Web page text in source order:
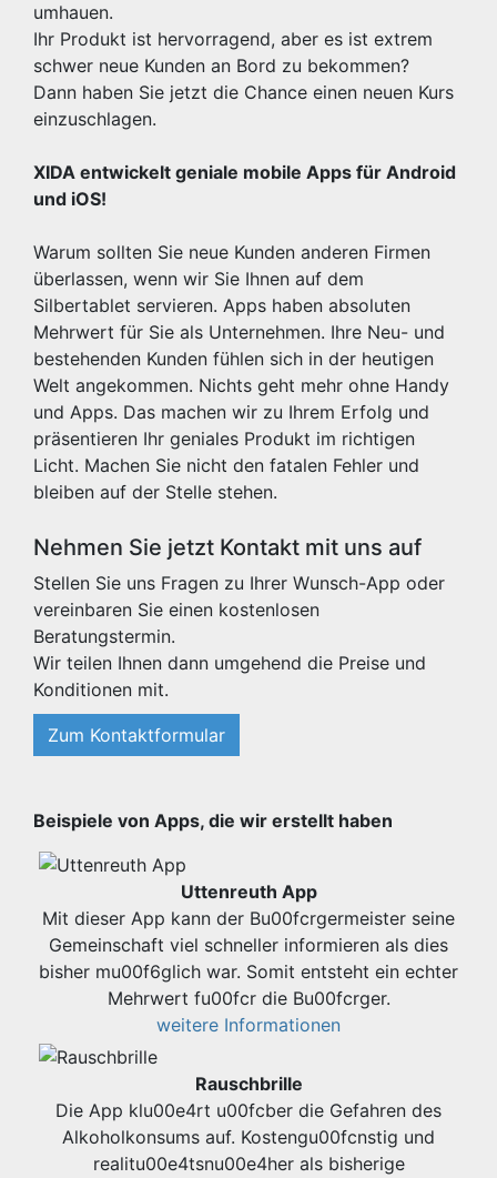
umhauen.
Ihr Produkt ist hervorragend, aber es ist extrem
schwer neue Kunden an Bord zu bekommen?
Dann haben Sie jetzt die Chance einen neuen Kurs
einzuschlagen.
XIDA entwickelt geniale mobile Apps für Android
und iOS!
Warum sollten Sie neue Kunden anderen Firmen
überlassen, wenn wir Sie Ihnen auf dem
Silbertablet servieren. Apps haben absoluten
Mehrwert für Sie als Unternehmen. Ihre Neu- und
bestehenden Kunden fühlen sich in der heutigen
Welt angekommen. Nichts geht mehr ohne Handy
und Apps. Das machen wir zu Ihrem Erfolg und
präsentieren Ihr geniales Produkt im richtigen
Licht. Machen Sie nicht den fatalen Fehler und
bleiben auf der Stelle stehen.
Nehmen Sie jetzt Kontakt mit uns auf
Stellen Sie uns Fragen zu Ihrer Wunsch-App oder
vereinbaren Sie einen kostenlosen
Beratungstermin.
Wir teilen Ihnen dann umgehend die Preise und
Konditionen mit.
Zum Kontaktformular
Beispiele von Apps, die wir erstellt haben
Uttenreuth App
Mit dieser App kann der Bu00fcrgermeister seine
Gemeinschaft viel schneller informieren als dies
bisher mu00f6glich war. Somit entsteht ein echter
Mehrwert fu00fcr die Bu00fcrger.
weitere Informationen
Rauschbrille
Die App klu00e4rt u00fcber die Gefahren des
Alkoholkonsums auf. Kostengu00fcnstig und
realitu00e4tsnu00e4her als bisherige